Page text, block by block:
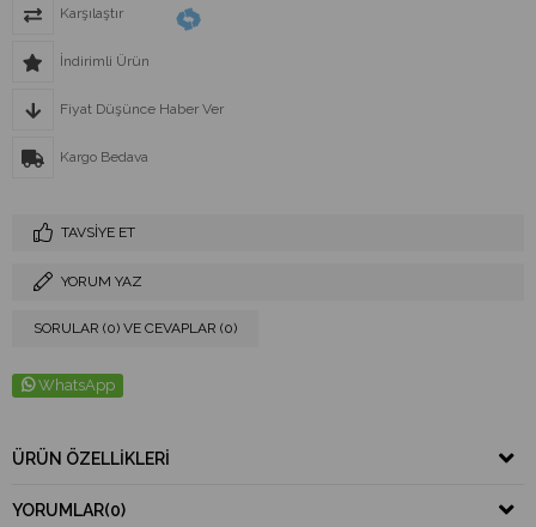
Karşılaştır
İndirimli Ürün
Fiyat Düşünce Haber Ver
Kargo Bedava
TAVSIYE ET
YORUM YAZ
SORULAR (0) VE CEVAPLAR (0)
WhatsApp
ÜRÜN ÖZELLIKLERI
YORUMLAR(0)